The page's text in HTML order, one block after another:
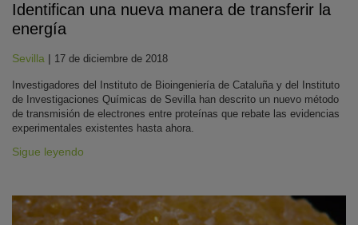
Identifican una nueva manera de transferir la
energía
Sevilla | 17 de diciembre de 2018
Investigadores del Instituto de Bioingeniería de Cataluña y del Instituto
de Investigaciones Químicas de Sevilla han descrito un nuevo método
de transmisión de electrones entre proteínas que rebate las evidencias
experimentales existentes hasta ahora.
Sigue leyendo